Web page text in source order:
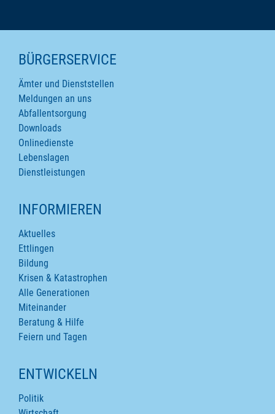
SEITENINHALTE
BÜRGERSERVICE
Ämter und Dienststellen
Meldungen an uns
Abfallentsorgung
Downloads
Onlinedienste
Lebenslagen
Dienstleistungen
INFORMIEREN
Aktuelles
Ettlingen
Bildung
Krisen & Katastrophen
Alle Generationen
Miteinander
Beratung & Hilfe
Feiern und Tagen
ENTWICKELN
Politik